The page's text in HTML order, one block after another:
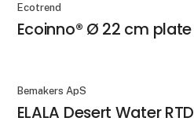
Ecotrend
Ecoinno® Ø 22 cm plate
Bemakers ApS
ELALA Desert Water RTD